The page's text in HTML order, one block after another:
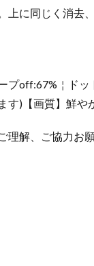
上に同じく消去
off:67%￤ドッ
す)【画質】鮮や
解、ご協力お